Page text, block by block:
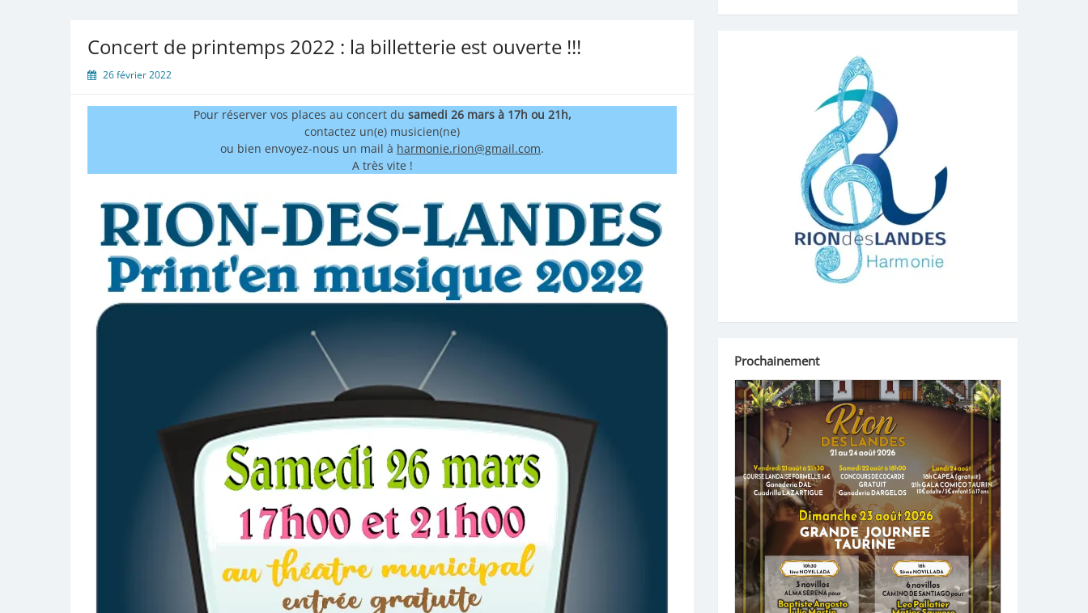
Concert de printemps 2022 : la billetterie est ouverte !!!
26 février 2022
Pour réserver vos places au concert du samedi 26 mars à 17h ou 21h,
contactez un(e) musicien(ne)
ou bien envoyez-nous un mail à harmonie.rion@gmail.com.
A très vite !
Prochainement